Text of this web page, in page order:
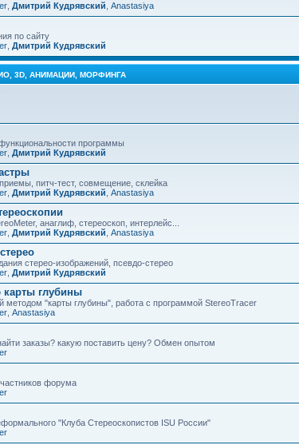
Дмитрий Кудрявский Anastasiya
по сайту
Дмитрий Кудрявский
3D, АНИМАЦИИ, МОРФИНГА
программы
Дмитрий Кудрявский
питч-тест, совмещение, склейка
Дмитрий Кудрявский Anastasiya
анаглиф, стереоскоп, интерлейс...
Дмитрий Кудрявский Anastasiya
стерео-изображений, псевдо-стерео
Дмитрий Кудрявский
глубины
методом "карты глубины", работа с программой StereoTracer
Anastasiya
заказы? какую поставить цену? Обмен опытом
форума
"Клуба Стереоскопистов ISU России"